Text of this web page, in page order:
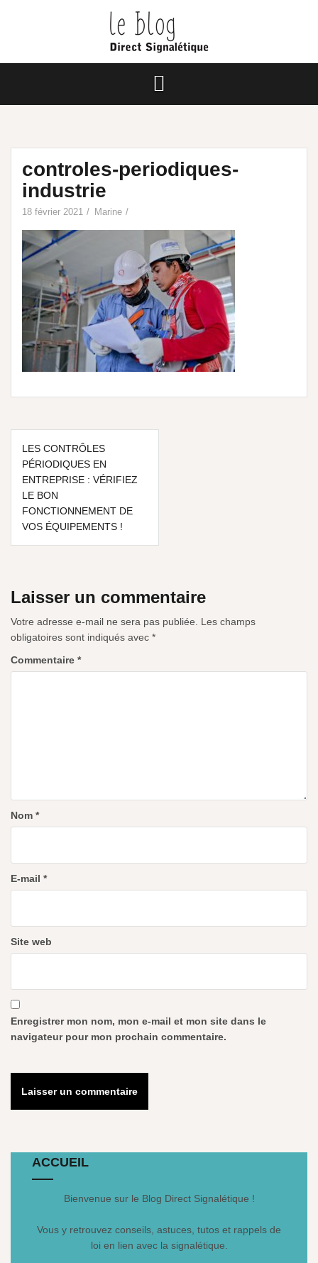
controles-periodiques-
industrie
18 février 2021 Marine
LES CONTRÔLES
PÉRIODIQUES EN
ENTREPRISE : VÉRIFIEZ
LE BON
FONCTIONNEMENT DE
VOS ÉQUIPEMENTS !
Laisser un commentaire
Votre adresse e-mail ne sera pas publiée.
Les champs
obligatoires sont indiqués avec *
Commentaire *
Nom *
E-mail *
Site web
Enregistrer mon nom, mon e-mail et mon site dans le
navigateur pour mon prochain commentaire.
ACCUEIL
Bienvenue sur le Blog Direct Signalétique !
Vous y retrouvez conseils, astuces, tutos et rappels de
loi en lien avec la signalétique.